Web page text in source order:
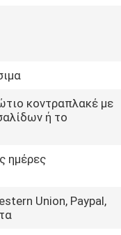
κοντραπλακέ με
ή το
ημέρες
Union, Paypal,